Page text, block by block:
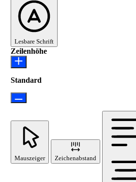
Lesbare Schrift
Zeilenhöhe
Standard
Mauszeiger Zeichenabstand